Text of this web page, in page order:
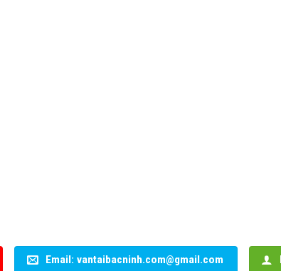
Email: vantaibacninh.com@gmail.com